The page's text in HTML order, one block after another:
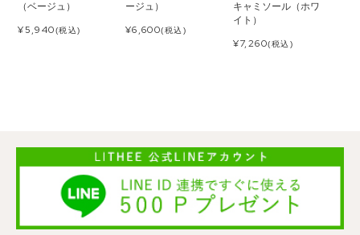
（ベージュ）
¥5,940(税込)
ージュ）
¥6,600(税込)
キャミソール（ホワ
イト）
¥7,260(税込)